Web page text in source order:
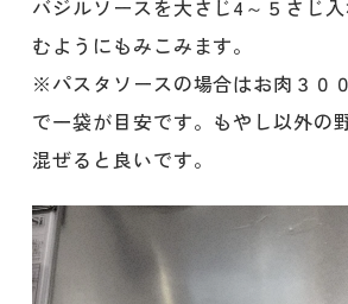
バジルソースを大さじ4～５さじ
むようにもみこみます。
※パスタソースの場合はお肉３０
で一袋が目安です。もやし以外の
混ぜると良いです。